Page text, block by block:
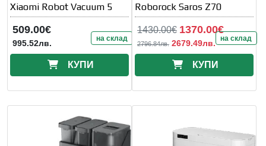
Xiaomi Robot Vacuum 5
509.00€
995.52лв. на склад
КУПИ
Roborock Saros Z70
1430.00€ 1370.00€
2796.84лв. 2679.49лв. на склад
КУПИ